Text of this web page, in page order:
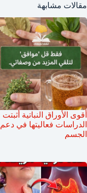
مقالات مشابهة
أقوى الأوراق النباتية أثبتت
الدراسات فعاليتها في دعم
الجسم